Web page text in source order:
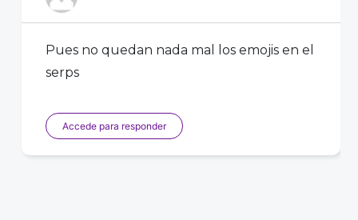
Pues no quedan nada mal los emojis en el
serps
Accede para responder